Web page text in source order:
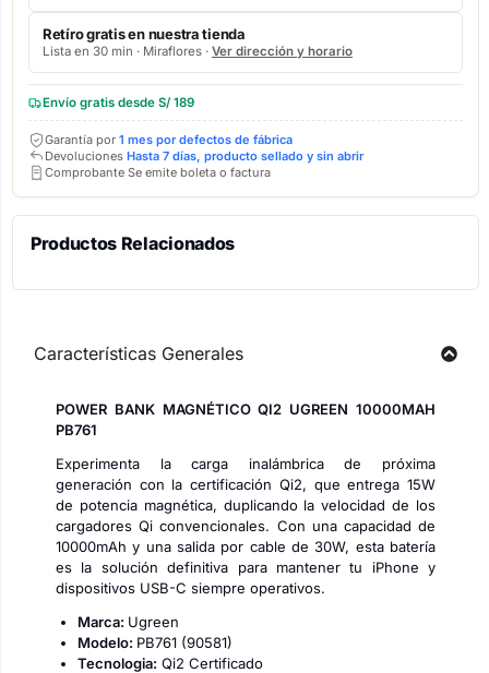
Retíro gratis en nuestra tienda
Lista en 30 min · Miraflores · Ver dirección y horario
Envío gratis desde S/ 189
Garantía por 1 mes por defectos de fábrica
Devoluciones Hasta 7 días, producto sellado y sin abrir
Comprobante Se emite boleta o factura
Productos Relacionados
Características Generales
POWER BANK MAGNÉTICO QI2 UGREEN 10000MAH
PB761
Experimenta la carga inalámbrica de próxima
generación con la certificación Qi2, que entrega 15W
de potencia magnética, duplicando la velocidad de los
cargadores Qi convencionales. Con una capacidad de
10000mAh y una salida por cable de 30W, esta batería
es la solución definitiva para mantener tu iPhone y
dispositivos USB-C siempre operativos.
Marca: Ugreen
Modelo: PB761 (90581)
Tecnologia: Qi2 Certificado